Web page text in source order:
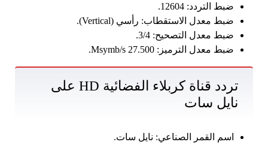
ضبط التردد: 12604.
ضبط معدل الاستقطاب: رأسي (Vertical).
ضبط معدل التصحيح: 3/4.
ضبط معدل الترميز: 27.500 Msymb/s.
تردد قناة كربلاء الفضائية HD على
نايل سات
اسم القمر الصناعي: نايل سات.